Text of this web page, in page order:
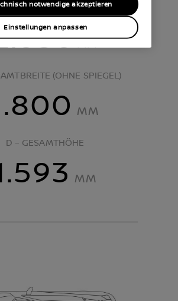
B – RADSTAND
MM
(OHNE SPIEGEL)
MM
D – GESAMTHÖHE
MM
Einstellungen anpassen
notwendige akzeptieren